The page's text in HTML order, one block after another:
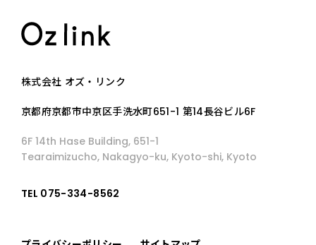
株式会社 オズ・リンク
京都府京都市中京区手洗水町651-1 第14長谷ビル6F
6F 14th Hase Building, 651-1
Tearaimizucho, Nakagyo-ku, Kyoto-shi, Kyoto
TEL 075-334-8562